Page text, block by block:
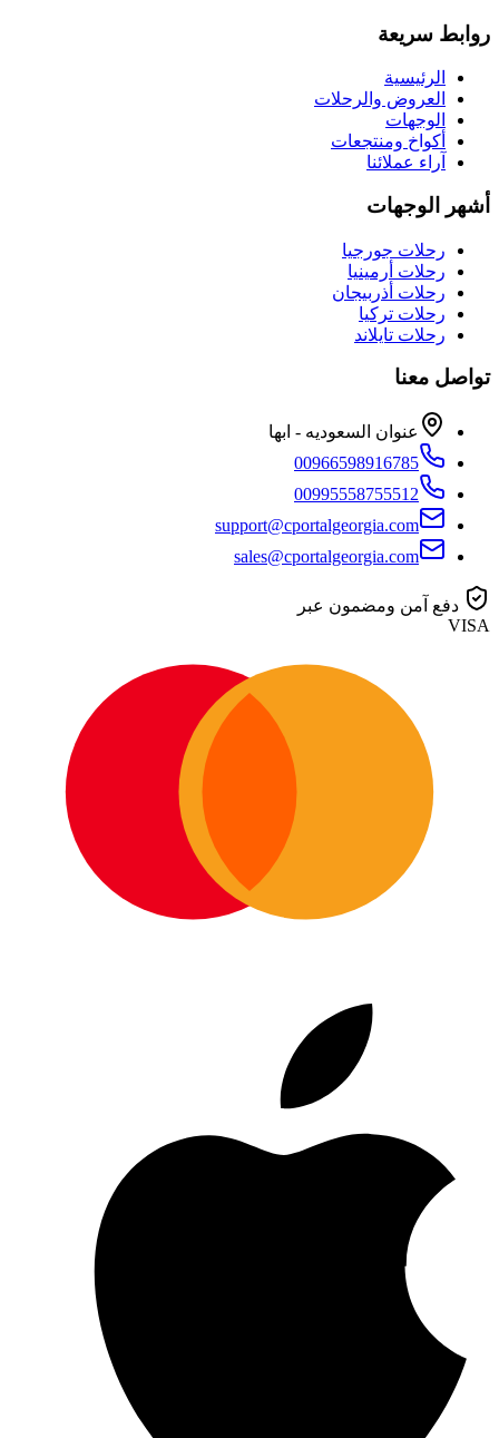
روابط سريعة
الرئيسية
العروض والرحلات
الوجهات
أكواخ ومنتجعات
آراء عملائنا
أشهر الوجهات
رحلات جورجيا
رحلات أرمينيا
رحلات أذربيجان
رحلات تركيا
رحلات تايلاند
تواصل معنا
عنوان السعوديه - ابها
00966598916785
00995558755512
support@cportalgeorgia.com
sales@cportalgeorgia.com
دفع آمن ومضمون عبر
VISA